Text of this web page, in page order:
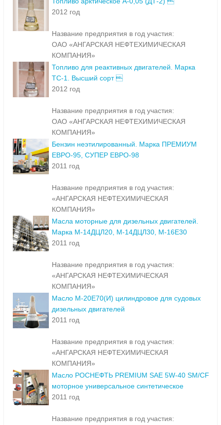
2012 год
Название предприятия в год участия:
ОАО «АНГАРСКАЯ НЕФТЕХИМИЧЕСКАЯ
КОМПАНИЯ»
Топливо для реактивных двигателей. Марка
ТС-1. Высший сорт 
2012 год
Название предприятия в год участия:
ОАО «АНГАРСКАЯ НЕФТЕХИМИЧЕСКАЯ
КОМПАНИЯ»
Бензин неэтилированный. Марка ПРЕМИУМ
ЕВРО-95, СУПЕР ЕВРО-98
2011 год
Название предприятия в год участия:
«АНГАРСКАЯ НЕФТЕХИМИЧЕСКАЯ
КОМПАНИЯ»
Масла моторные для дизельных двигателей.
Марка М-14ДЦЛ20, М-14ДЦЛ30, М-16Е30
2011 год
Название предприятия в год участия:
«АНГАРСКАЯ НЕФТЕХИМИЧЕСКАЯ
КОМПАНИЯ»
Масло М-20Е70(И) цилиндровое для судовых
дизельных двигателей
2011 год
Название предприятия в год участия:
«АНГАРСКАЯ НЕФТЕХИМИЧЕСКАЯ
КОМПАНИЯ»
Масло РОСНЕФТЬ PREMIUM SAE 5W-40 SM/CF
моторное универсальное синтетическое
2011 год
Название предприятия в год участия: